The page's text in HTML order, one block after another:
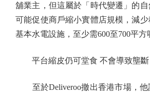
舖業主，但這屬於「時代變遷」的
可能促使商戶縮小實體店規模，減
基本水電設施，至少需600至700平方
平台縮皮仍可堂食 不會導致壟斷
至於Deliveroo撤出香港市場，他